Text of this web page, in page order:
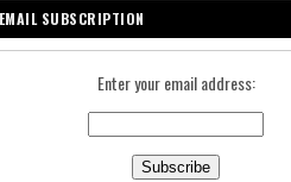
EMAIL SUBSCRIPTION
Enter your email address: